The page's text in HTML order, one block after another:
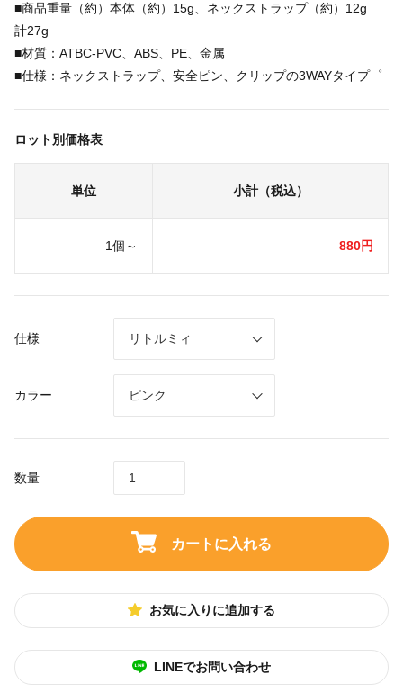
■商品重量（約）本体（約）15g、ネックストラップ（約）12g
計27g
■材質：ATBC-PVC、ABS、PE、金属
■仕様：ネックストラップ、安全ピン、クリップの3WAYタイプ゜
ロット別価格表
単位 小計（税込）
1個～ 880円
仕様
カラー
数量
カートに入れる
お気に入りに追加する
LINEでお問い合わせ